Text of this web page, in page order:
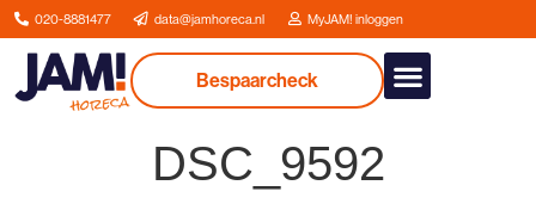
020-8881477 data@jamhoreca.nl MyJAM! inloggen
Bespaarcheck
DSC_9592